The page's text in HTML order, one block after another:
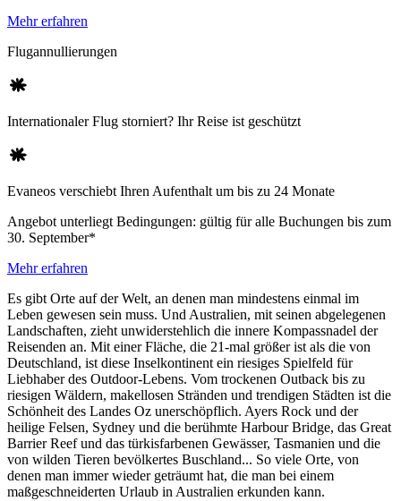
Mehr erfahren
Flugannullierungen
Internationaler Flug storniert? Ihr Reise ist geschützt
Evaneos verschiebt Ihren Aufenthalt um bis zu 24 Monate
Angebot unterliegt Bedingungen: gültig für alle Buchungen bis zum
30. September*
Mehr erfahren
Es gibt Orte auf der Welt, an denen man mindestens einmal im
Leben gewesen sein muss. Und Australien, mit seinen abgelegenen
Landschaften, zieht unwiderstehlich die innere Kompassnadel der
Reisenden an. Mit einer Fläche, die 21-mal größer ist als die von
Deutschland, ist diese Inselkontinent ein riesiges Spielfeld für
Liebhaber des Outdoor-Lebens. Vom trockenen Outback bis zu
riesigen Wäldern, makellosen Stränden und trendigen Städten ist die
Schönheit des Landes Oz unerschöpflich. Ayers Rock und der
heilige Felsen, Sydney und die berühmte Harbour Bridge, das Great
Barrier Reef und das türkisfarbenen Gewässer, Tasmanien und die
von wilden Tieren bevölkertes Buschland... So viele Orte, von
denen man immer wieder geträumt hat, die man bei einem
maßgeschneiderten Urlaub in Australien erkunden kann.